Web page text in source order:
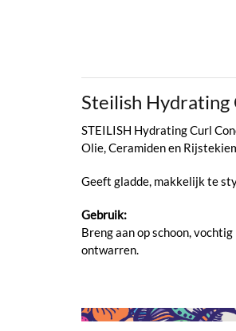
Steilish
STEILISH Hydrating Curl
Olie, Ceramiden en
Geeft gladde, makkelijk te
Gebruik:
Breng aan op schoon,
ontwarren.